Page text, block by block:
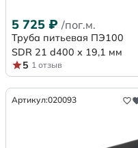
5 725 ₽ /пог.м.
Труба питьевая ПЭ100
SDR 21 d400 х 19,1 мм
5 1 отзыв
Артикул:020093